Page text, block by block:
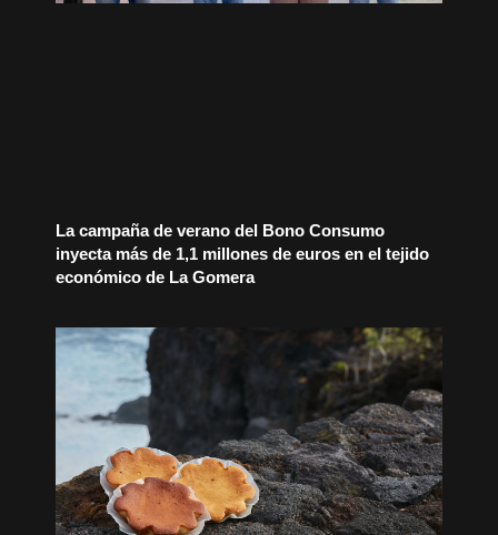
La campaña de verano del Bono Consumo
inyecta más de 1,1 millones de euros en el tejido
económico de La Gomera